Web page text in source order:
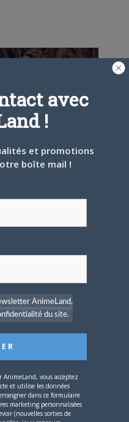
de notre nouvelle
Ghibli est
est disponible ! C’est
avec
!
et promotions
boîte mail !
AnimeLand,
du site.
vous acceptez
et utilise les données
dans ce formulaire
marketing personnalisées
(nouvelles sorties de